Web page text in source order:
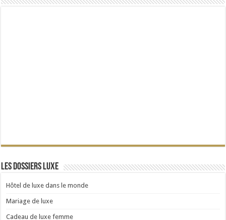
Les dossiers Luxe
Hôtel de luxe dans le monde
Mariage de luxe
Cadeau de luxe femme